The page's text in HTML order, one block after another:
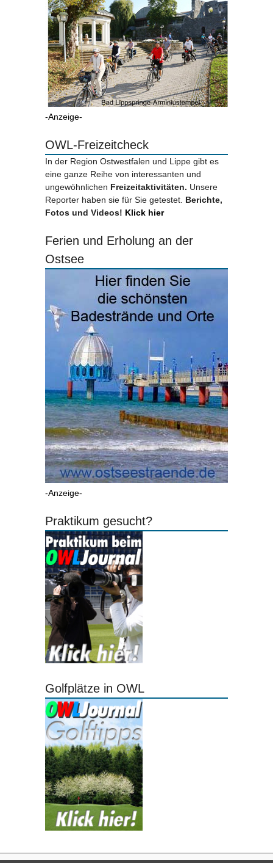
-Anzeige-
OWL-Freizeitcheck
In der Region Ostwestfalen und Lippe gibt es
eine ganze Reihe von interessanten und
ungewöhnlichen Freizeitaktivitäten. Unsere
Reporter haben sie für Sie getestet. Berichte,
Fotos und Videos! Klick hier
Ferien und Erholung an der
Ostsee
-Anzeige-
Praktikum gesucht?
Golfplätze in OWL